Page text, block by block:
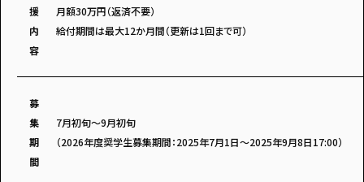
援
内
容
月額30万円（返済不要）
給付期間は最大12か月間（更新は1回まで可）
募
集
期
間
7月初旬～9月初旬
（2026年度奨学生募集期間：2025年7月1日～2025年9月8日17:00）